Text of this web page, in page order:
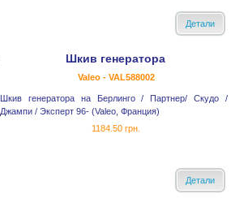
Детали
Шкив генератора
Valeo - VAL588002
Шкив генератора на Берлинго / Партнер/ Скудо /
Джампи / Эксперт 96- (Valeo, Франция)
1184.50 грн.
Детали